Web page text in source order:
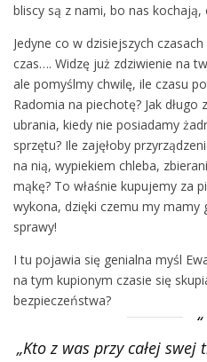
bliscy są z nami, bo nas kochają,
Jedyne co w dzisiejszych
czas…. Widzę już zdziwienie na
ale pomyślmy chwilę, ile czasu
Radomia na piechotę? Jak długo
ubrania, kiedy nie posiadamy
sprzętu? Ile zajęłoby
na nią, wypiekiem chleba,
mąkę? To właśnie kupujemy za
wykona, dzięki czemu my mamy
sprawy!
I tu pojawia się genialna myśl
na tym kupionym czasie się
bezpieczeństwa?
„Kto z was przy całej